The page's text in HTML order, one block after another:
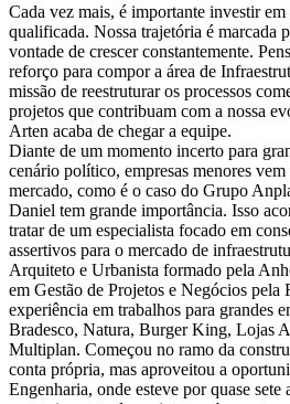
Cada vez mais, é importante investir
qualificada. Nossa trajetória é marcada
vontade de crescer constantemente.
reforço para compor a área de
missão de reestruturar os processos
projetos que contribuam com a nossa
Arten acaba de chegar a equipe.
Diante de um momento incerto para
cenário político, empresas menores vem
mercado, como é o caso do Grupo
Daniel tem grande importância. Isso
tratar de um especialista focado em
assertivos para o mercado de
Arquiteto e Urbanista formado pela
em Gestão de Projetos e Negócios
experiência em trabalhos para grandes
Bradesco, Natura, Burger King, Lojas
Multiplan. Começou no ramo da
conta própria, mas aproveitou a
Engenharia, onde esteve por quase sete